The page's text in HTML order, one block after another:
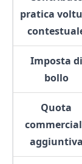
pratica
Imposta di
bollo
Quota
aggiuntiva